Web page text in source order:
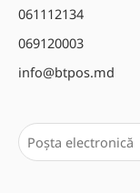
061112134
069120003
info@btpos.md